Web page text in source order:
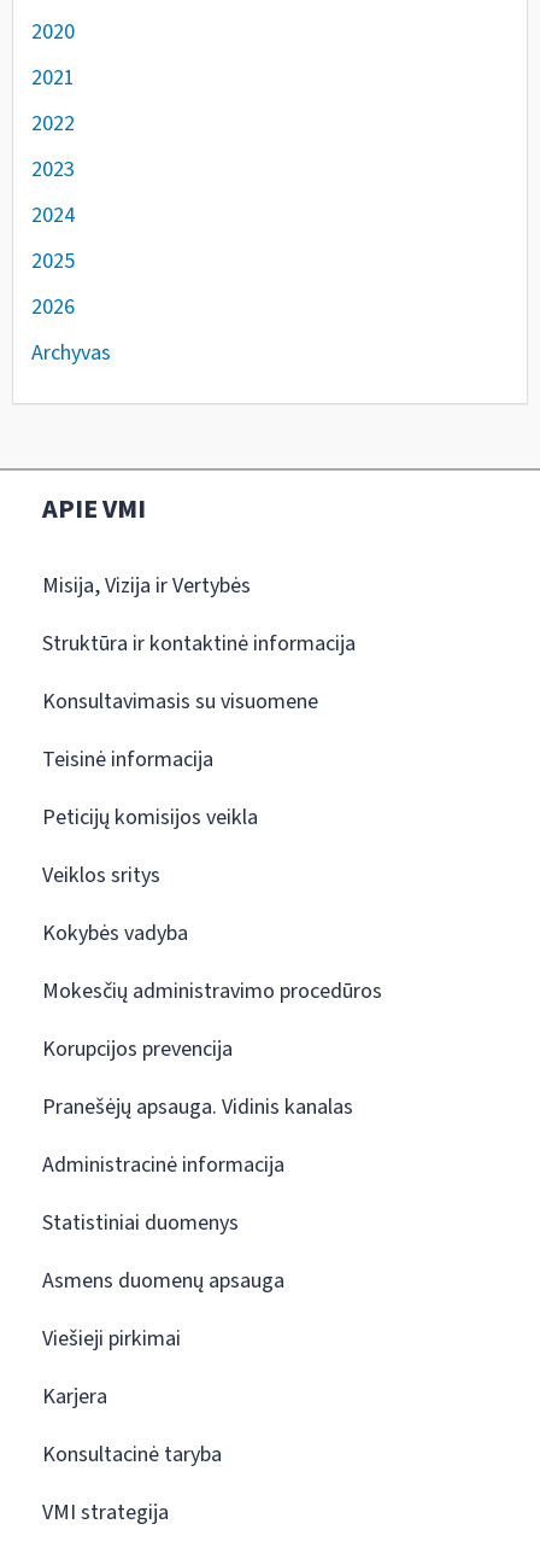
2020
2021
2022
2023
2024
2025
2026
Archyvas
APIE VMI
Misija, Vizija ir Vertybės
Struktūra ir kontaktinė informacija
Konsultavimasis su visuomene
Teisinė informacija
Peticijų komisijos veikla
Veiklos sritys
Kokybės vadyba
Mokesčių administravimo procedūros
Korupcijos prevencija
Pranešėjų apsauga. Vidinis kanalas
Administracinė informacija
Statistiniai duomenys
Asmens duomenų apsauga
Viešieji pirkimai
Karjera
Konsultacinė taryba
VMI strategija